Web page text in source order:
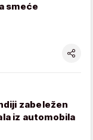
smeće
zabeležen
iz automobila